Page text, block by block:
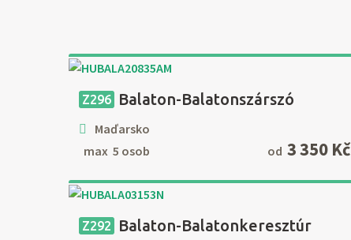
Z296 Balaton-Balatonszárszó
Maďarsko
max 5 osob
od 3 350 Kč
Z292 Balaton-Balatonkeresztúr